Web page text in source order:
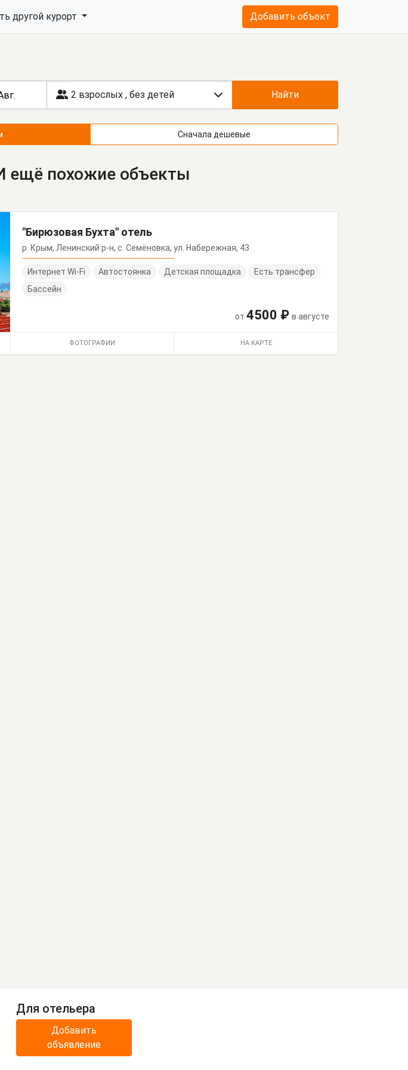
другой курорт Добавить объект
2 взрослых , без детей Найти
Сначала дешевые
ещё похожие объекты
"Бирюзовая Бухта" отель
р. Крым, Ленинский р-н, с. Семёновка, ул. Набережная, 43
Интернет Wi-Fi Автостоянка Детская площадка
Есть трансфер
Бассейн
от 4500 ₽ в августе
ФОТОГРАФИИ НА КАРТЕ
Для отельера
Добавить
объявление